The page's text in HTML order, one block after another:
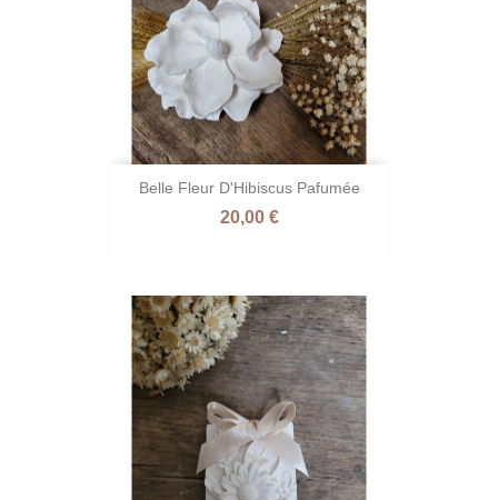
Belle Fleur D'Hibiscus Pafumée
Prix
20,00 €